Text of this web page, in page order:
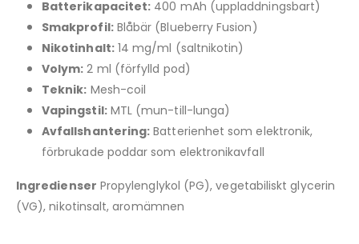
Batterikapacitet: 400 mAh (uppladdningsbart)
Smakprofil:Blåbär (Blueberry Fusion)
Nikotinhalt:14 mg/ml (saltnikotin)
Volym: 2 ml (förfylld pod)
Teknik: Mesh-coil
Vapingstil:MTL (mun-till-lunga)
Avfallshantering: Batterienhet som elektronik,
förbrukade poddar som elektronikavfall
Ingredienser Propylenglykol (PG), vegetabiliskt glycerin
(VG), nikotinsalt, aromämnen